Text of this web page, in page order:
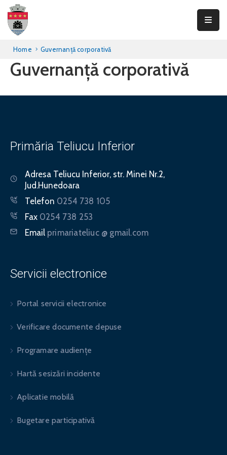
Primăria
Teliucu
Inferior
Consiliul
publice
Integritate
Contact
Home Guvernanță corporativă
Guvernanță corporativă
Primăria Teliucu Inferior
Adresa Teliucu Inferior, str. Minei Nr.2,
Jud.Hunedoara
Telefon 0254 738 105
Fax 0254 738 253
Email primariateliuc @ gmail.com
Servicii electronice
Portal servicii electronice
Verificare documente depuse
Programare audiențe
Hartă sesizări incidente
Aplicatie mobilă
Bugetare participativă